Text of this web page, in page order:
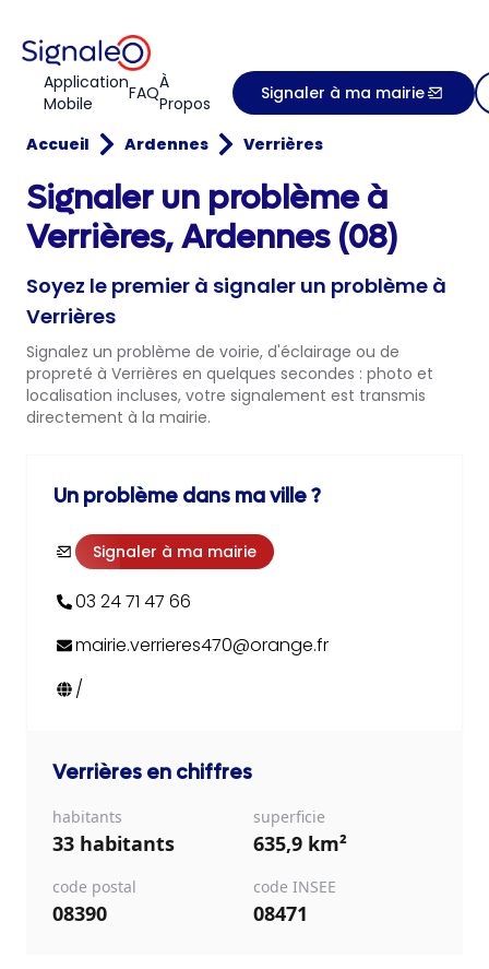
Application
Mobile
FAQÀ
Propos
Signaler à ma mairie
Accueil Ardennes Verrières
Signaler un problème à
Verrières, Ardennes (08)
Soyez le premier à signaler un problème à
Verrières
Signalez un problème de voirie, d'éclairage ou de
propreté à Verrières en quelques secondes : photo et
localisation incluses, votre signalement est transmis
directement à la mairie.
Un problème dans ma ville ?
Signaler à ma mairie
03 24 71 47 66
mairie.verrieres470@orange.fr
/
Verrières en chiffres
habitants
33 habitants
superficie
635,9 km²
code postal
08390
code INSEE
08471